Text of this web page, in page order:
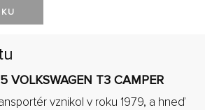
VOLKSWAGEN T3 CAMPER
vznikol v roku 1979, a hneď